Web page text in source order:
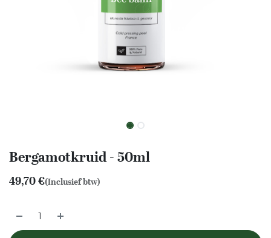
Bergamotkruid - 50ml
49,70€(Inclusief btw)